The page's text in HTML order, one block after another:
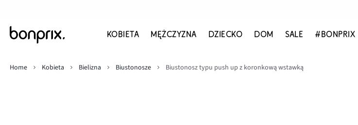
KOBIETA MĘŻCZYZNA DZIECKO DOM SALE #BONPRIX
Home
Kobieta Bielizna Biustonosze Biustonosz typu push up z koronkową wstawką